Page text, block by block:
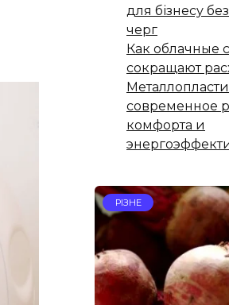
для бізнесу
черг
Как облачные
сокращают
современное
комфорта и
РІЗНЕ